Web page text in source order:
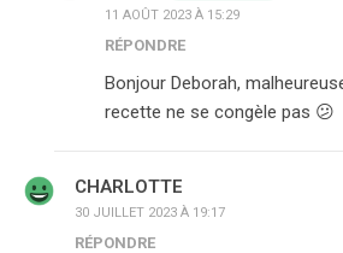
11 AOÛT 2023 À 15:29
RÉPONDRE
Bonjour Deborah,
recette ne se congèle pas 😕
CHARLOTTE
30 JUILLET 2023 À 19:17
RÉPONDRE